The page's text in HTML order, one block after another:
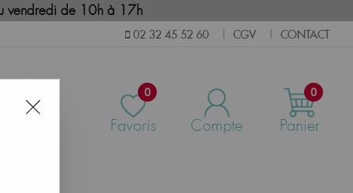
vendredi de 10h à 17h
02 32 45 52 60 CGV CONTACT
0
Favoris Compte
0
Panier